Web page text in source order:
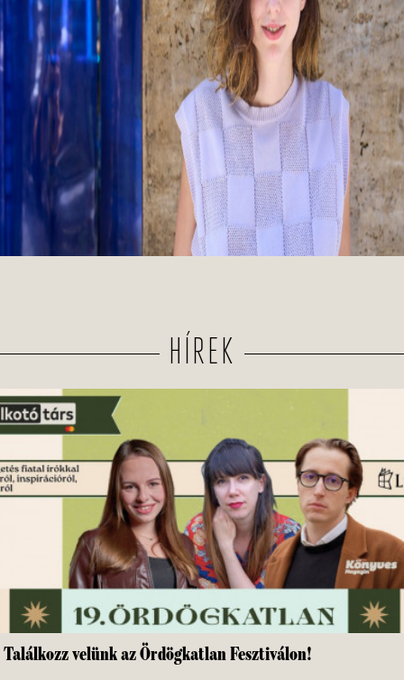
Kemény Zsófi: Most már mindent
megbántam
Hogyan lehet tudatosan sodródni? És milyen kérdések
peregnek le az ember fejében egy autóbaleset után? Interjú
Kemény Zsófival.
HÍREK
Találkozz velünk az Ördögkatlan Fesztiválon!